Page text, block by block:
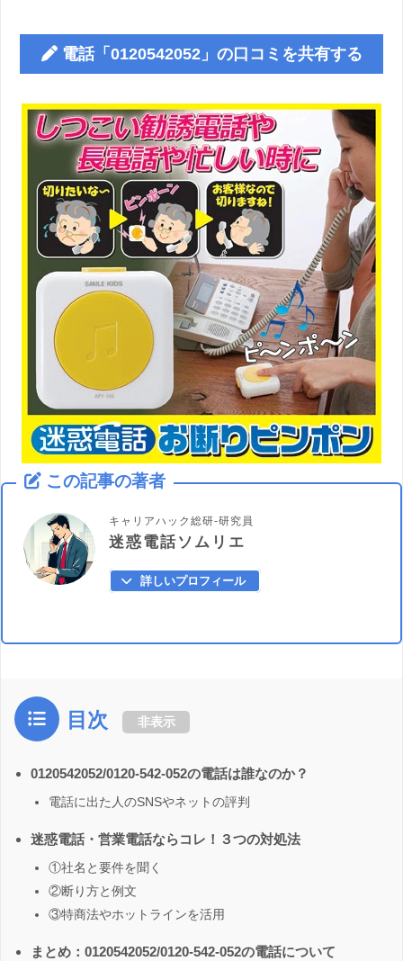
電話「0120542052」の口コミを共有する
この記事の著者
キャリアハック総研-研究員
迷惑電話ソムリエ
詳しいプロフィール
目次 非表示
0120542052/0120-542-052の電話は誰なのか？
電話に出た人のSNSやネットの評判
迷惑電話・営業電話ならコレ！３つの対処法
①社名と要件を聞く
②断り方と例文
③特商法やホットラインを活用
まとめ：0120542052/0120-542-052の電話について